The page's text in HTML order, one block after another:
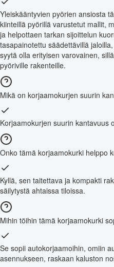
Yleiskääntyvien pyörien ansiosta
kiinteillä pyörillä varustetut mallit,
ja helpottaen tarkan sijoittelun
tasapainotettu säädettävillä
syytä olla erityisen varovainen,
pyöriville rakenteille.
Mikä on korjaamokurjen suurin
Korjaamokurjen suurin kantavuus
Onko tämä korjaamokurki helppo
Kyllä, sen taitettava ja kompakti
säilytystä ahtaissa tiloissa.
Mihin töihin tämä korjaamokurki
Se sopii autokorjaamoihin, omiin
asennukseen, raskaan kaluston